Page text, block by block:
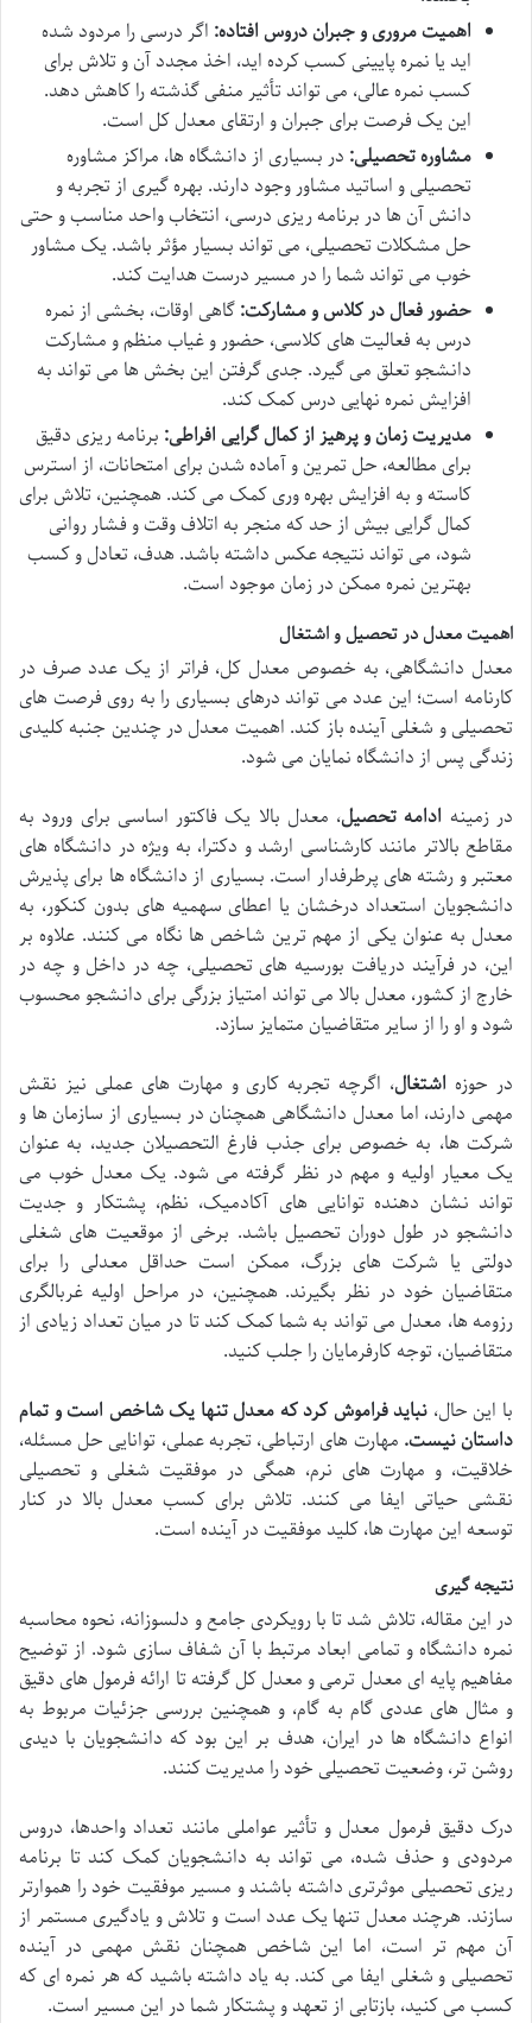
اهمیت مروری و جبران دروس افتاده: اگر درسی را مردود شده
اید یا نمره پایینی کسب کرده اید، اخذ مجدد آن و تلاش برای
کسب نمره عالی، می تواند تأثیر منفی گذشته را کاهش دهد.
این یک فرصت برای جبران و ارتقای معدل کل است.
مشاوره تحصیلی: در بسیاری از دانشگاه ها، مراکز مشاوره
تحصیلی و اساتید مشاور وجود دارند. بهره گیری از تجربه و
دانش آن ها در برنامه ریزی درسی، انتخاب واحد مناسب و حتی
حل مشکلات تحصیلی، می تواند بسیار مؤثر باشد. یک مشاور
خوب می تواند شما را در مسیر درست هدایت کند.
حضور فعال در کلاس و مشارکت:گاهی اوقات، بخشی از نمره
درس به فعالیت های کلاسی، حضور و غیاب منظم و مشارکت
دانشجو تعلق می گیرد. جدی گرفتن این بخش ها می تواند به
افزایش نمره نهایی درس کمک کند.
مدیریت زمان و پرهیز از کمال گرایی افراطی: برنامه ریزی دقیق
برای مطالعه، حل تمرین و آماده شدن برای امتحانات، از استرس
کاسته و به افزایش بهره وری کمک می کند. همچنین، تلاش برای
کمال گرایی بیش از حد که منجر به اتلاف وقت و فشار روانی
شود، می تواند نتیجه عکس داشته باشد. هدف، تعادل و کسب
بهترین نمره ممکن در زمان موجود است.
اهمیت معدل در تحصیل و اشتغال
معدل دانشگاهی، به خصوص معدل کل، فراتر از یک عدد صرف در
کارنامه است؛ این عدد می تواند درهای بسیاری را به روی فرصت های
تحصیلی و شغلی آینده باز کند. اهمیت معدل در چندین جنبه کلیدی
زندگی پس از دانشگاه نمایان می شود.
در زمینه ادامه تحصیل، معدل بالا یک فاکتور اساسی برای ورود به
مقاطع بالاتر مانند کارشناسی ارشد و دکترا، به ویژه در دانشگاه های
معتبر و رشته های پرطرفدار است. بسیاری از دانشگاه ها برای پذیرش
دانشجویان استعداد درخشان یا اعطای سهمیه های بدون کنکور، به
معدل به عنوان یکی از مهم ترین شاخص ها نگاه می کنند. علاوه بر
این، در فرآیند دریافت بورسیه های تحصیلی، چه در داخل و چه در
خارج از کشور، معدل بالا می تواند امتیاز بزرگی برای دانشجو محسوب
شود و او را از سایر متقاضیان متمایز سازد.
در حوزه اشتغال، اگرچه تجربه کاری و مهارت های عملی نیز نقش
مهمی دارند، اما معدل دانشگاهی همچنان در بسیاری از سازمان ها و
شرکت ها، به خصوص برای جذب فارغ التحصیلان جدید، به عنوان
یک معیار اولیه و مهم در نظر گرفته می شود. یک معدل خوب می
تواند نشان دهنده توانایی های آکادمیک، نظم، پشتکار و جدیت
دانشجو در طول دوران تحصیل باشد. برخی از موقعیت های شغلی
دولتی یا شرکت های بزرگ، ممکن است حداقل معدلی را برای
متقاضیان خود در نظر بگیرند. همچنین، در مراحل اولیه غربالگری
رزومه ها، معدل می تواند به شما کمک کند تا در میان تعداد زیادی از
متقاضیان، توجه کارفرمایان را جلب کنید.
با این حال، نباید فراموش کرد که معدل تنها یک شاخص است و تمام
داستان نیست. مهارت های ارتباطی، تجربه عملی، توانایی حل مسئله،
خلاقیت، و مهارت های نرم، همگی در موفقیت شغلی و تحصیلی
نقشی حیاتی ایفا می کنند. تلاش برای کسب معدل بالا در کنار
توسعه این مهارت ها، کلید موفقیت در آینده است.
نتیجه گیری
در این مقاله، تلاش شد تا با رویکردی جامع و دلسوزانه، نحوه محاسبه
نمره دانشگاه و تمامی ابعاد مرتبط با آن شفاف سازی شود. از توضیح
مفاهیم پایه ای معدل ترمی و معدل کل گرفته تا ارائه فرمول های دقیق
و مثال های عددی گام به گام، و همچنین بررسی جزئیات مربوط به
انواع دانشگاه ها در ایران، هدف بر این بود که دانشجویان با دیدی
روشن تر، وضعیت تحصیلی خود را مدیریت کنند.
درک دقیق فرمول معدل و تأثیر عواملی مانند تعداد واحدها، دروس
مردودی و حذف شده، می تواند به دانشجویان کمک کند تا برنامه
ریزی تحصیلی موثرتری داشته باشند و مسیر موفقیت خود را هموارتر
سازند. هرچند معدل تنها یک عدد است و تلاش و یادگیری مستمر از
آن مهم تر است، اما این شاخص همچنان نقش مهمی در آینده
تحصیلی و شغلی ایفا می کند. به یاد داشته باشید که هر نمره ای که
کسب می کنید، بازتابی از تعهد و پشتکار شما در این مسیر است.